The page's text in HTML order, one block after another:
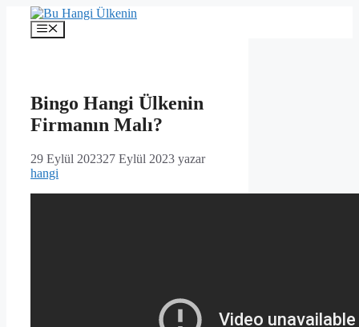
İçeriğe
Menü
Bingo Hangi Ülkenin
Firmanın Malı?
29 Eylül 202327 Eylül 2023 yazar
hangi